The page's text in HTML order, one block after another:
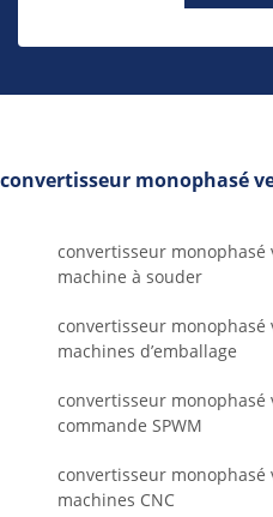
convertisseur monophasé
convertisseur
machine à souder
convertisseur
machines d’emballage
convertisseur monophasé
commande SPWM
convertisseur
machines CNC